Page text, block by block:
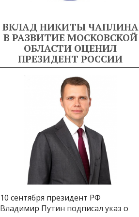
ВКЛАД НИКИТЫ ЧАПЛИНА
В РАЗВИТИЕ МОСКОВСКОЙ
ОБЛАСТИ ОЦЕНИЛ
ПРЕЗИДЕНТ РОССИИ
10 сентября президент РФ
Владимир Путин подписал указ о